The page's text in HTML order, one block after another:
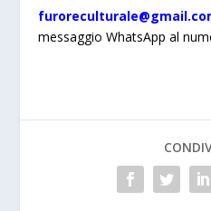
messaggio WhatsApp al